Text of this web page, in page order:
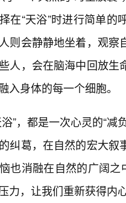
在“天浴”时进行简单
则会静静地坐着，观
人，会在脑海中回放
入身体的每一个细胞。
”，都是一次心灵的“
纠葛，在自然的宏大
也消融在自然的广阔
力，让我们重新获得内